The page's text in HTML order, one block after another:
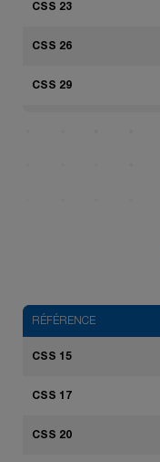
CSS 23
CSS 26
CSS 29
RÉFÉRENCE
CSS 15
CSS 17
CSS 20